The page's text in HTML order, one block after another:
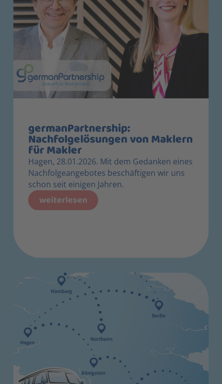
germanPartnership:
Nachfolgelösungen von Maklern
für Makler
Hagen, 28.01.2026. Mit dem Gedanken eines
Nachfolgeangebotes beschäftigen wir uns
schon seit einigen Jahren.
weiterlesen